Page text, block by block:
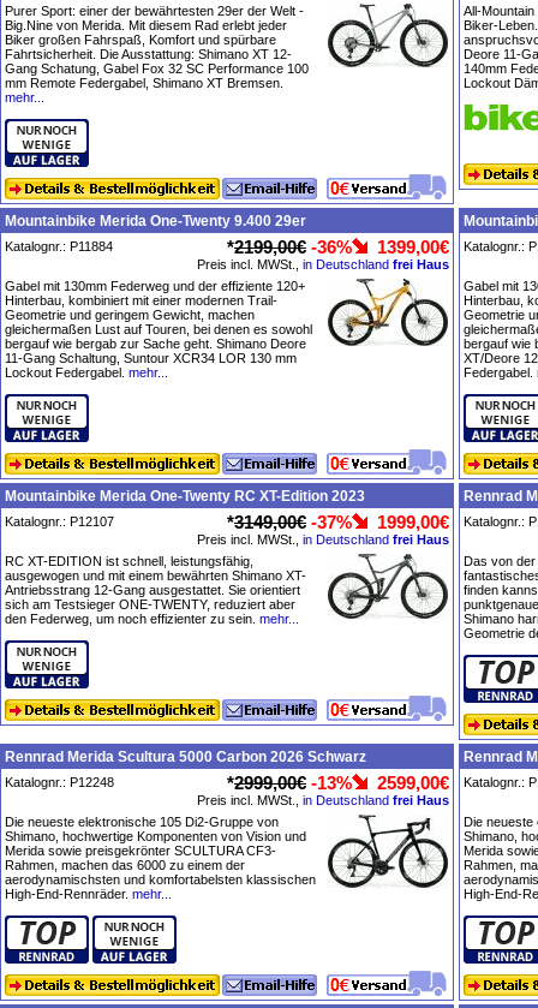
Purer Sport: einer der bewährtesten 29er der Welt -
Big.Nine von Merida. Mit diesem Rad erlebt jeder
Biker großen Fahrspaß, Komfort und spürbare
Fahrtsicherheit. Die Ausstattung: Shimano XT 12-
Gang Schatung, Gabel Fox 32 SC Performance 100
mm Remote Federgabel, Shimano XT Bremsen.
mehr...
All-
Biker-
Deore 11-
140mm
Lockout
Mountainbike Merida One-Twenty 9.400 29er
Katalognr.: P11884 *2199,00€ -36% 1399,00€
Preis incl. MWSt., in Deutschland frei Haus
Gabel mit 130mm Federweg und der effiziente 120+
Hinterbau, kombiniert mit einer modernen Trail-
Geometrie und geringem Gewicht, machen
gleichermaßen Lust auf Touren, bei denen es sowohl
bergauf wie bergab zur Sache geht. Shimano Deore
11-Gang Schaltung, Suntour XCR34 LOR 130 mm
Lockout Federgabel. mehr...
Katalognr.:
Gabel mit
Hinterbau,
Geometrie
bergauf wie
XT/Deore
Federgabel.
Mountainbike Merida One-Twenty RC XT-Edition 2023
Katalognr.: P12107 *3149,00€ -37% 1999,00€
Preis incl. MWSt., in Deutschland frei Haus
RC XT-EDITION ist schnell, leistungsfähig,
ausgewogen und mit einem bewährten Shimano XT-
Antriebsstrang 12-Gang ausgestattet. Sie orientiert
sich am Testsieger ONE-TWENTY, reduziert aber
den Federweg, um noch effizienter zu sein. mehr...
Rennrad
Katalognr.:
Das von
finden
Shimano
Geometrie
Rennrad Merida Scultura 5000 Carbon 2026 Schwarz
Katalognr.: P12248 *2999,00€ -13% 2599,00€
Preis incl. MWSt., in Deutschland frei Haus
Die neueste elektronische 105 Di2-Gruppe von
Shimano, hochwertige Komponenten von Vision und
Merida sowie preisgekrönter SCULTURA CF3-
Rahmen, machen das 6000 zu einem der
aerodynamischsten und komfortabelsten klassischen
High-End-Rennräder. mehr...
Rennrad
Katalognr.:
Die neueste
Shimano,
Merida
Rahmen,
High-End-